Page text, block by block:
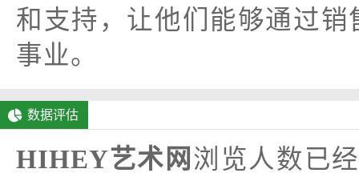
和支持，让他们能够通过
事业。
数据评估
HIHEY艺术网 浏览人数已